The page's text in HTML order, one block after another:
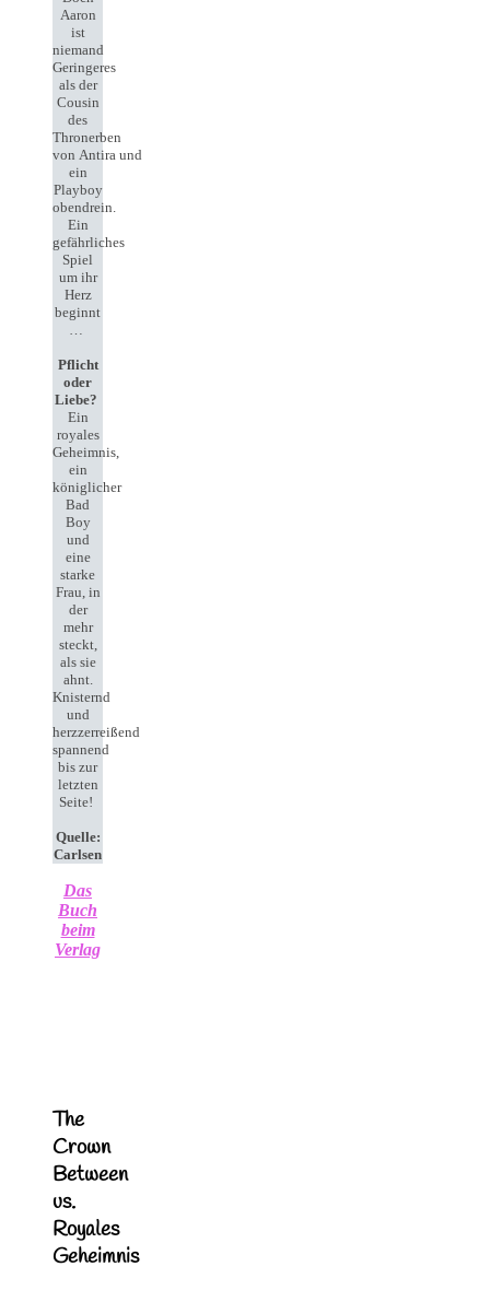
Aaron
ist
niemand
Geringeres
als der
Cousin
des
Thronerben
von Antira und
ein
Playboy
obendrein.
Ein
gefährliches
Spiel
um ihr
Herz
beginnt
…
Pflicht
oder
Liebe?
Ein
royales
Geheimnis,
ein
königlicher
Bad
Boy
und
eine
starke
Frau, in
der
mehr
steckt,
als sie
ahnt.
Knisternd
und
herzzerreißend
spannend
bis zur
letzten
Seite!
Quelle:
Carlsen
Das
Buch
beim
Verlag
The
Crown
Between
us.
Royales
Geheimnis